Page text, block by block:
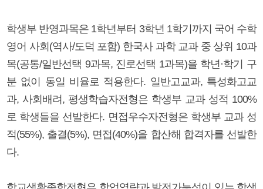
학생부 반영과목은 1학년부터 3학년 1학기까지 국어 수학
영어 사회(역사/도덕 포함) 한국사 과학 교과 중 상위 10과
목(공통/일반선택 9과목, 진로선택 1과목)을 학년·학기 구
분 없이 동일 비율로 적용한다. 일반고교과, 특성화고교
과, 사회배려, 평생학습자전형은 학생부 교과 성적 100%
로 학생들을 선발한다. 면접우수자전형은 학생부 교과 성
적(55%), 출결(5%), 면접(40%)을 합산해 합격자를 선발한
다.